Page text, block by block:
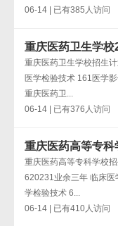
06-14 | 已有385人访问
重庆医药卫生学
重庆医药卫生学校招生
医学检验技术 161医学
重庆医药卫...
06-14 | 已有376人访问
重庆医药高等专
重庆医药高等专科学校
620231业余三年 临床
学检验技术 6...
06-14 | 已有410人访问